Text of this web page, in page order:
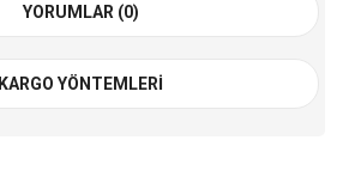
YORUMLAR (0)
KARGO YÖNTEMLERI